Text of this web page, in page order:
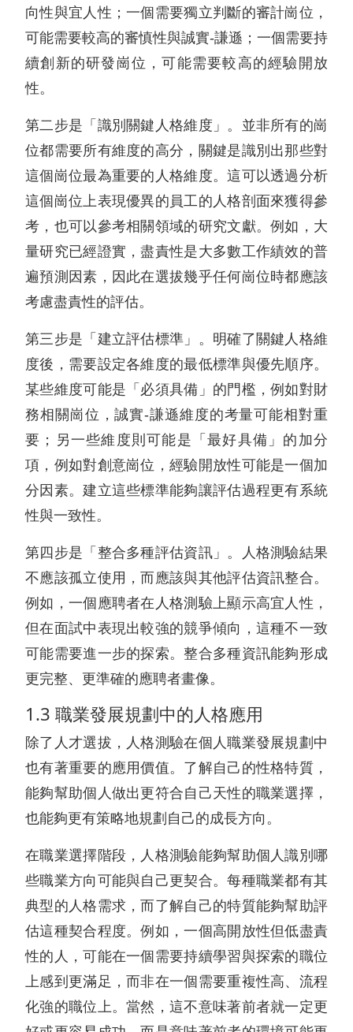
向性與宜人性；一個需要獨立判斷的審計崗位，
可能需要較高的審慎性與誠實-謙遜；一個需要持
續創新的研發崗位，可能需要較高的經驗開放
性。
第二步是「識別關鍵人格維度」。並非所有的崗
位都需要所有維度的高分，關鍵是識別出那些對
這個崗位最為重要的人格維度。這可以透過分析
這個崗位上表現優異的員工的人格剖面來獲得參
考，也可以參考相關領域的研究文獻。例如，大
量研究已經證實，盡責性是大多數工作績效的普
遍預測因素，因此在選拔幾乎任何崗位時都應該
考慮盡責性的評估。
第三步是「建立評估標準」。明確了關鍵人格維
度後，需要設定各維度的最低標準與優先順序。
某些維度可能是「必須具備」的門檻，例如對財
務相關崗位，誠實-謙遜維度的考量可能相對重
要；另一些維度則可能是「最好具備」的加分
項，例如對創意崗位，經驗開放性可能是一個加
分因素。建立這些標準能夠讓評估過程更有系統
性與一致性。
第四步是「整合多種評估資訊」。人格測驗結果
不應該孤立使用，而應該與其他評估資訊整合。
例如，一個應聘者在人格測驗上顯示高宜人性，
但在面試中表現出較強的競爭傾向，這種不一致
可能需要進一步的探索。整合多種資訊能夠形成
更完整、更準確的應聘者畫像。
1.3 職業發展規劃中的人格應用
除了人才選拔，人格測驗在個人職業發展規劃中
也有著重要的應用價值。了解自己的性格特質，
能夠幫助個人做出更符合自己天性的職業選擇，
也能夠更有策略地規劃自己的成長方向。
在職業選擇階段，人格測驗能夠幫助個人識別哪
些職業方向可能與自己更契合。每種職業都有其
典型的人格需求，而了解自己的特質能夠幫助評
估這種契合程度。例如，一個高開放性但低盡責
性的人，可能在一個需要持續學習與探索的職位
上感到更滿足，而非在一個需要重複性高、流程
化強的職位上。當然，這不意味著前者就一定更